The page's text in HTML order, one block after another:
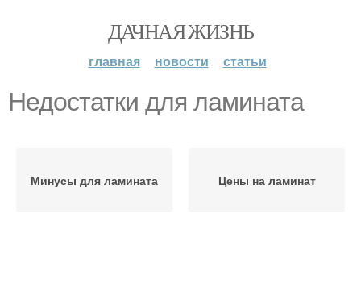
ДАЧНАЯ ЖИЗНЬ
главная новости статьи
Недостатки для ламината
Минусы для ламината Цены на ламинат